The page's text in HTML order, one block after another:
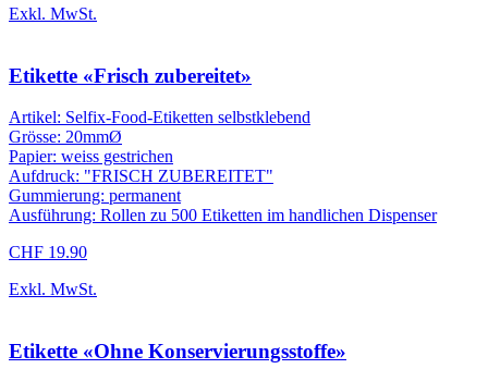
Exkl. MwSt.
Etikette «Frisch zubereitet»
Artikel: Selfix-Food-Etiketten selbstklebend
Grösse: 20mmØ
Papier: weiss gestrichen
Aufdruck: "FRISCH ZUBEREITET"
Gummierung: permanent
Ausführung: Rollen zu 500 Etiketten im handlichen Dispenser
CHF 19.90
Exkl. MwSt.
Etikette «Ohne Konservierungsstoffe»